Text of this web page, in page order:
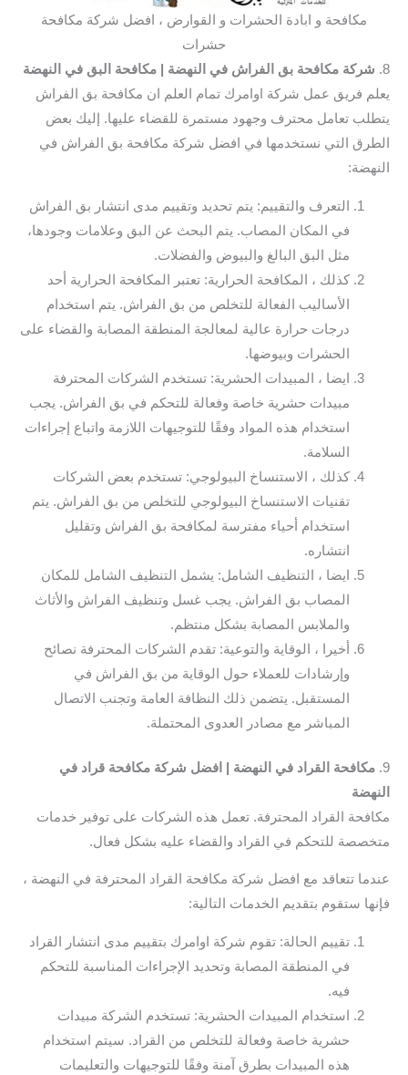
مكافحة و ابادة الحشرات و القوارض ، افضل شركة مكافحة
حشرات
8. شركة مكافحة بق الفراش في النهضة
| مكافحة البق في النهضة
يعلم فريق عمل شركة اوامرك تمام العلم ان مكافحة بق الفراش
يتطلب تعامل محترف وجهود مستمرة للقضاء عليها. إليك بعض
الطرق التي نستخدمها في افضل شركة مكافحة بق الفراش في
النهضة:
التعرف والتقييم: يتم تحديد وتقييم مدى انتشار بق الفراش
في المكان المصاب. يتم البحث عن البق وعلامات وجودها،
مثل البق البالغ والبيوض والفضلات.
كذلك ، المكافحة الحرارية: تعتبر المكافحة الحرارية أحد
الأساليب الفعالة للتخلص من بق الفراش. يتم استخدام
درجات حرارة عالية لمعالجة المنطقة المصابة والقضاء على
الحشرات وبيوضها.
ايضا ، المبيدات الحشرية: تستخدم الشركات المحترفة
مبيدات حشرية خاصة وفعالة للتحكم في بق الفراش. يجب
استخدام هذه المواد وفقًا للتوجيهات اللازمة واتباع إجراءات
السلامة.
كذلك ، الاستنساخ البيولوجي: تستخدم بعض الشركات
تقنيات الاستنساخ البيولوجي للتخلص من بق الفراش. يتم
استخدام أحياء مفترسة لمكافحة بق الفراش وتقليل
انتشاره.
ايضا ، التنظيف الشامل: يشمل التنظيف الشامل للمكان
المصاب بق الفراش. يجب غسل وتنظيف الفراش والأثاث
والملابس المصابة بشكل منتظم.
أخيرا ، الوقاية والتوعية: تقدم الشركات المحترفة نصائح
وإرشادات للعملاء حول الوقاية من بق الفراش في
المستقبل. يتضمن ذلك النظافة العامة وتجنب الاتصال
المباشر مع مصادر العدوى المحتملة.
9. مكافحة القراد في النهضة | افضل شركة مكافحة قراد في
النهضة
مكافحة القراد المحترفة. تعمل هذه الشركات على توفير خدمات
متخصصة للتحكم في القراد والقضاء عليه بشكل فعال.
عندما تتعاقد مع افضل شركة مكافحة القراد المحترفة في النهضة ،
فإنها ستقوم بتقديم الخدمات التالية:
تقييم الحالة: تقوم شركة اوامرك بتقييم مدى انتشار القراد
في المنطقة المصابة وتحديد الإجراءات المناسبة للتحكم
فيه.
استخدام المبيدات الحشرية: تستخدم الشركة مبيدات
حشرية خاصة وفعالة للتخلص من القراد. سيتم استخدام
هذه المبيدات بطرق آمنة وفقًا للتوجيهات والتعليمات